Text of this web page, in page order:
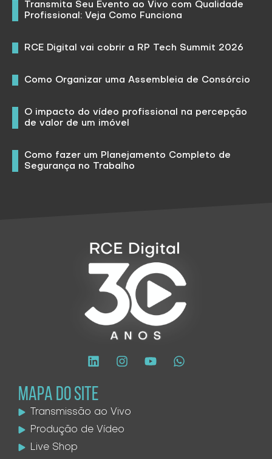
Transmita Seu Evento ao Vivo com Qualidade
Profissional: Veja Como Funciona
RCE Digital vai cobrir a RP Tech Summit 2026
Como Organizar uma Assembleia de Consórcio
O impacto do vídeo profissional na percepção
de valor de um imóvel
Como fazer um Planejamento Completo de
Segurança no Trabalho
MAPA DO SITE
Transmissão ao Vivo
Produção de Vídeo
Live Shop